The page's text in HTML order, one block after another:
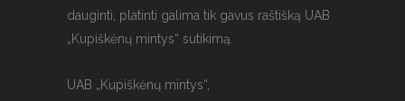
dauginti, platinti galima tik gavus raštišką UAB
„Kupiškėnų mintys“ sutikimą.
UAB „Kupiškėnų mintys“,